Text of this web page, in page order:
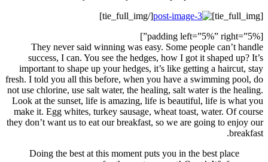
fresh. I
not use
Look
make
they